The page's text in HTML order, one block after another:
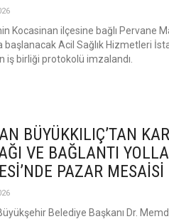
Kocasinan ilçesine bağlı Pervane
başlanacak Acil Sağlık Hizmetleri
iş birliği protokolü imzalandı.
BÜYÜKKILIÇ’TAN
VE BAĞLANTI
PAZAR MESAİSİ
Belediye Başkanı Dr.
KAYSERI
YENİLENEN YÜZÜYLE
BULUŞMA NOKTASI OLDU”